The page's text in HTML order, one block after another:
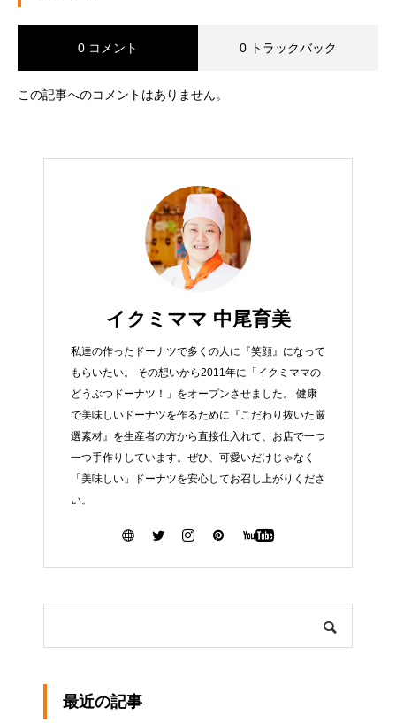
0 コメント 0 トラックバック
この記事へのコメントはありません。
イクミママ 中尾育美
私達の作ったドーナツで多くの人に『笑顔』になって
もらいたい。 その想いから2011年に「イクミママの
どうぶつドーナツ！」をオープンさせました。 健康
で美味しいドーナツを作るために『こだわり抜いた厳
選素材』を生産者の方から直接仕入れて、お店で一つ
一つ手作りしています。ぜひ、可愛いだけじゃなく
「美味しい」ドーナツを安心してお召し上がりくださ
い。
最近の記事